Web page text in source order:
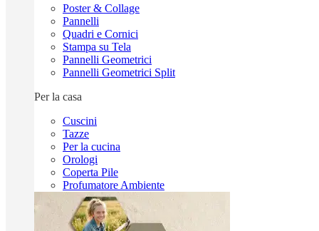
Poster & Collage
Pannelli
Quadri e Cornici
Stampa su Tela
Pannelli Geometrici
Pannelli Geometrici Split
Per la casa
Cuscini
Tazze
Per la cucina
Orologi
Coperta Pile
Profumatore Ambiente